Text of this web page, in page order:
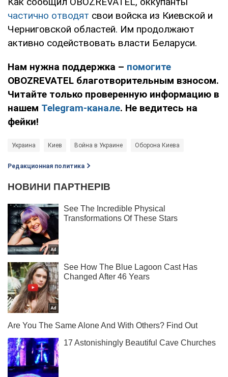
частично отводят свои войска из Киевской и
Черниговской областей. Им продолжают
активно содействовать власти Беларуси.
Нам нужна поддержка – помогите
OBOZREVATEL благотворительным взносом.
Читайте только проверенную информацию в
нашем Telegram-канале. Не ведитесь на
фейки!
Украина Киев Война в Украине Оборона Киева
Редакционная политика